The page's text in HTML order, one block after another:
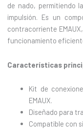
de nado, permitiendo
impulsión. Es un
contracorriente
funcionamiento
Características
Kit de
EMAUX.
Diseñado para
Compatible con